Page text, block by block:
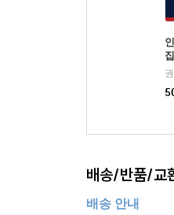
배송/반품/교
배송 안내